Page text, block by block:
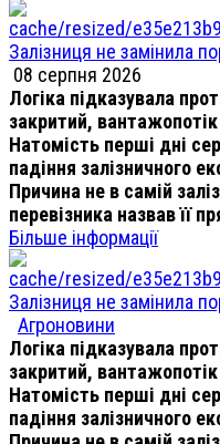
Залізниця не замінила
08 серпня 2026
Логіка підказувала
закритий,
Натомість перші дні
падіння залізничного
Причина не в самій
перевізника назвав її
Більше інформації
Залізниця не замінила
Агроновини
Логіка підказувала
закритий,
Натомість перші дні
падіння залізничного